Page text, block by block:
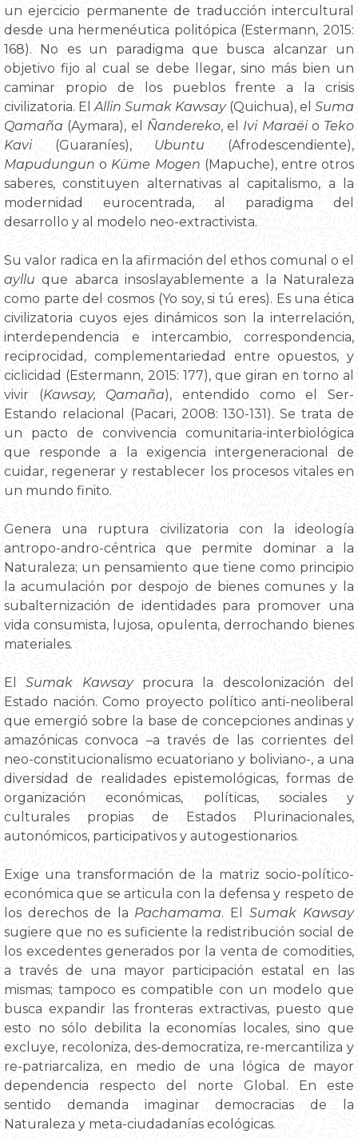
un ejercicio permanente de traducción intercultural
desde una hermenéutica politópica (Estermann, 2015:
168). No es un paradigma que busca alcanzar un
objetivo fijo al cual se debe llegar, sino más bien un
caminar propio de los pueblos frente a la crisis
civilizatoria. El Allin Sumak Kawsay(Quichua), el Suma
Qamaña (Aymara), el Ñandereko, el Ivi Maraëio Teko
Kavi(Guaraníes), Ubuntu (Afrodescendiente),
Mapudungun o Küme Mogen (Mapuche), entre otros
saberes, constituyen alternativas al capitalismo, a la
modernidad eurocentrada, al paradigma del
desarrollo y al modelo neo-extractivista.
Su valor radica en la afirmación del ethos comunal o el
ayllu que abarca insoslayablemente a la Naturaleza
como parte del cosmos (Yo soy, si tú eres). Es una ética
civilizatoria cuyos ejes dinámicos son la interrelación,
interdependencia e intercambio, correspondencia,
reciprocidad, complementariedad entre opuestos, y
ciclicidad (Estermann, 2015: 177), que giran en torno al
vivir (Kawsay, Qamaña), entendido como el Ser-
Estando relacional (Pacari, 2008: 130-131). Se trata de
un pacto de convivencia comunitaria-interbiológica
que responde a la exigencia intergeneracional de
cuidar, regenerar y restablecer los procesos vitales en
un mundo finito.
Genera una ruptura civilizatoria con la ideología
antropo-andro-céntrica que permite dominar a la
Naturaleza; un pensamiento que tiene como principio
la acumulación por despojo de bienes comunes y la
subalternización de identidades para promover una
vida consumista, lujosa, opulenta, derrochando bienes
materiales.
ElSumak Kawsayprocura la descolonización del
Estado nación. Como proyecto político anti-neoliberal
que emergió sobre la base de concepciones andinas y
amazónicas convoca –a través de las corrientes del
neo-constitucionalismo ecuatoriano y boliviano-, a una
diversidad de realidades epistemológicas, formas de
organización económicas, políticas, sociales y
culturales propias de Estados Plurinacionales,
autonómicos, participativos y autogestionarios.
Exige una transformación de la matriz socio-político-
económica que se articula con la defensa y respeto de
los derechos de la Pachamama. ElSumak Kawsay
sugiere que no es suficiente la redistribución social de
los excedentes generados por la venta de comodities,
a través de una mayor participación estatal en las
mismas; tampoco es compatible con un modelo que
busca expandir las fronteras extractivas, puesto que
esto no sólo debilita la economías locales, sino que
excluye, recoloniza, des-democratiza, re-mercantiliza y
re-patriarcaliza, en medio de una lógica de mayor
dependencia respecto del norte Global. En este
sentido demanda imaginar democracias de la
Naturaleza y meta-ciudadanías ecológicas.